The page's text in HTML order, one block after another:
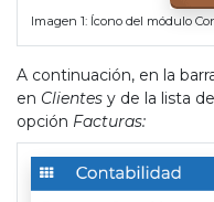
Imagen 1: Ícono del módulo
A continuación, en la
en Clientes y de la lista
opción Facturas: